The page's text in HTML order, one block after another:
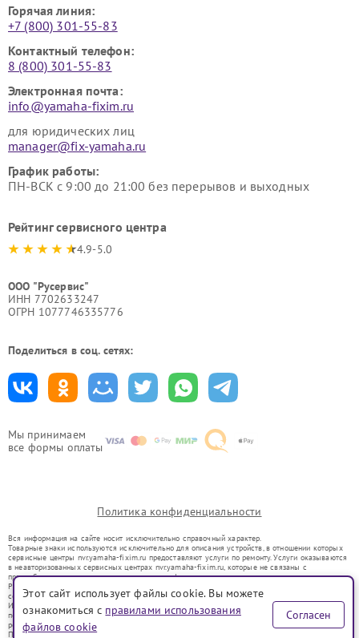
Мы принимаем
все формы оплаты
Горячая линия:
+7 (800) 301-55-83
Контактный телефон:
8 (800) 301-55-83
Электронная почта:
info@yamaha-fixim.ru
для юридических лиц
manager@fix-yamaha.ru
График работы:
ПН-ВСК с 9:00 до 21:00 без перерывов и выходных
Рейтинг сервисного центра
4.9-5.0
ООО "Русервис"
ИНН 7702633247
ОГРН 1077746335776
Поделиться в соц. сетях:
Политика конфиденциальности
Вся информация на сайте носит исключительно справочный характер.
Товарные знаки используются исключительно для описания устройств, в отношении которых
сервисные центры nvr.yamaha-fixim.ru предоставляют услуги по ремонту. Услуги оказываются
в неавторизованных сервисных центрах nvr.yamaha-fixim.ru, которые не связаны с
правообладателями товарных знаков или их официальными представителями.
Ремонт осуществляется для устройств, уже введенных в гражданский оборот в соответствии
со статьей 1487 ГК РФ.
Использование товарных знаков не преследует цели индивидуализации услуг или введения
потребителей в заблуждение, а служит для информирования о предоставляемых услугах по
ремонту техники указанных брендов.
Представленная на сайте информация не является публичной офертой, определяемой
Этот сайт использует файлы cookie. Вы можете
ознакомиться с правилами использования
файлов cookie
Согласен